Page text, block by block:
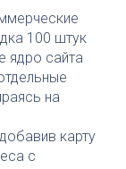
100 штук
ядро сайта
на
карту
с